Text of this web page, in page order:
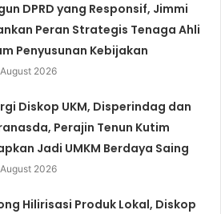
DPRD yang Responsif, Jimmi
Peran Strategis Tenaga Ahli
Penyusunan Kebijakan
2026
Diskop UKM, Disperindag dan
Perajin Tenun Kutim
Jadi UMKM Berdaya Saing
2026
Hilirisasi Produk Lokal, Diskop